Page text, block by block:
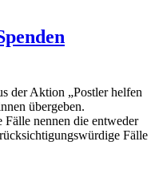
der Aktion „Postler helfen
übergeben.
nennen die entweder
Fälle